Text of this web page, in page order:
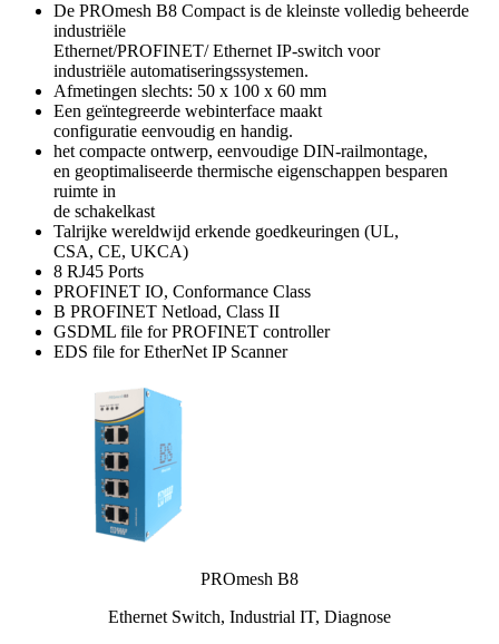
De PROmesh B8 Compact is de kleinste volledig beheerde
industriële
Ethernet/PROFINET/ Ethernet IP-switch voor
industriële automatiseringssystemen.
Afmetingen slechts: 50 x 100 x 60 mm
Een geïntegreerde webinterface maakt
configuratie eenvoudig en handig.
het compacte ontwerp, eenvoudige DIN-railmontage,
en geoptimaliseerde thermische eigenschappen besparen
ruimte in
de schakelkast
Talrijke wereldwijd erkende goedkeuringen (UL,
CSA, CE, UKCA)
8 RJ45 Ports
PROFINET IO, Conformance Class
B PROFINET Netload, Class II
GSDML file for PROFINET controller
EDS file for EtherNet IP Scanner
PROmesh B8
Ethernet Switch, Industrial IT, Diagnose